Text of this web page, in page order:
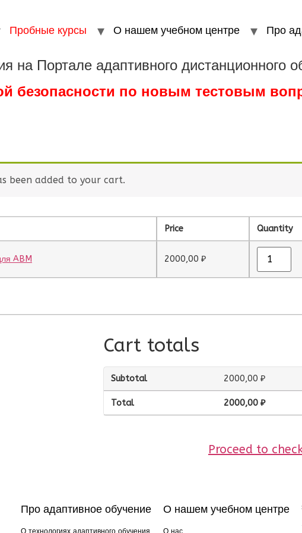
Пробные курсы О нашем учебном центре Про
на Портале адаптивного дистанционного
безопасности по новым тестовым
been added to your cart.
Price Quantity
ABM 2000,00 ₽
Cart totals
Subtotal 2000,00 ₽
Total 2000,00 ₽
Proceed to
Про адаптивное обучение
О технологиях адаптивного обучения
О нашем учебном центре
О нас